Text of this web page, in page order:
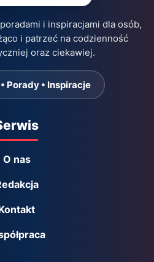
i inspiracjami dla osób,
i patrzeć na codzienność
oraz ciekawiej.
Porady • Inspiracje
O nas